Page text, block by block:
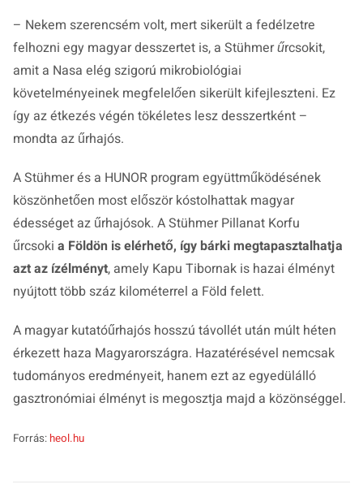
– Nekem szerencsém volt, mert sikerült a fedélzetre
felhozni egy magyar desszertet is, a Stühmer űrcsokit,
amit a Nasa elég szigorú mikrobiológiai
követelményeinek megfelelően sikerült kifejleszteni. Ez
így az étkezés végén tökéletes lesz desszertként –
mondta az űrhajós.
A Stühmer és a HUNOR program együttműködésének
köszönhetően most először kóstolhattak magyar
édességet az űrhajósok. A Stühmer Pillanat Korfu
űrcsoki a Földön is elérhető, így bárki megtapasztalhatja
azt az ízélményt, amely Kapu Tibornak is hazai élményt
nyújtott több száz kilométerrel a Föld felett.
A magyar kutatóűrhajós hosszú távollét után múlt héten
érkezett haza Magyarországra. Hazatérésével nemcsak
tudományos eredményeit, hanem ezt az egyedülálló
gasztronómiai élményt is megosztja majd a közönséggel.
Forrás: heol.hu